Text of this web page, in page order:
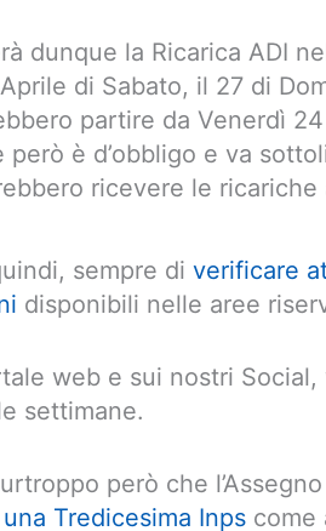
dunque la Ricarica ADI
di Sabato, il 27 di
partire da Venerdì
però è d’obbligo e va
ricevere le
sempre di verificare
disponibili nelle aree
web e sui nostri
settimane.
però che
Tredicesima Inps come